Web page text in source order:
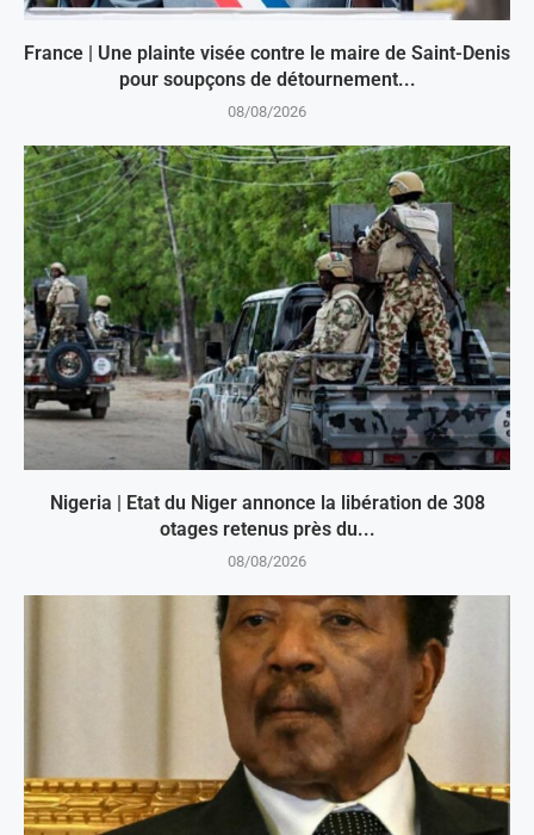
France | Une plainte visée contre le maire de Saint-Denis
pour soupçons de détournement...
08/08/2026
Nigeria | Etat du Niger annonce la libération de 308
otages retenus près du...
08/08/2026